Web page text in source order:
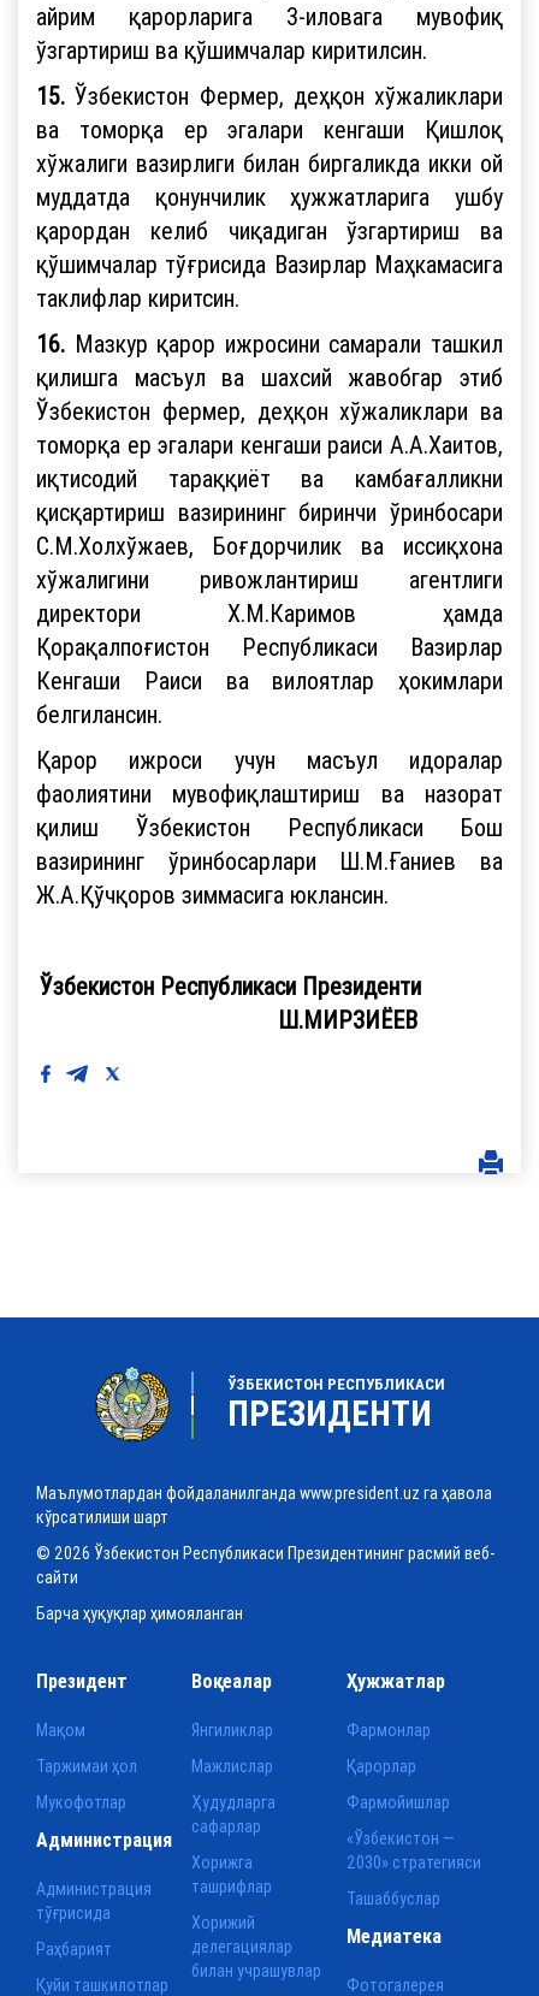
айрим қарорларига 3-иловага мувофиқ
ўзгартириш ва қўшимчалар киритилсин.
15. Ўзбекистон Фермер, деҳқон хўжаликлари
ва томорқа ер эгалари кенгаши Қишлоқ
хўжалиги вазирлиги билан биргаликда икки ой
муддатда қонунчилик ҳужжатларига ушбу
қарордан келиб чиқадиган ўзгартириш ва
қўшимчалар тўғрисида Вазирлар Маҳкамасига
таклифлар киритсин.
16. Мазкур қарор ижросини самарали ташкил
қилишга масъул ва шахсий жавобгар этиб
Ўзбекистон фермер, деҳқон хўжаликлари ва
томорқа ер эгалари кенгаши раиси А.А.Хаитов,
иқтисодий тараққиёт ва камбағалликни
қисқартириш вазирининг биринчи ўринбосари
С.М.Холхўжаев, Боғдорчилик ва иссиқхона
хўжалигини ривожлантириш агентлиги
директори Х.М.Каримов ҳамда
Қорақалпоғистон Республикаси Вазирлар
Кенгаши Раиси ва вилоятлар ҳокимлари
белгилансин.
Қарор ижроси учун масъул идоралар
фаолиятини мувофиқлаштириш ва назорат
қилиш Ўзбекистон Республикаси Бош
вазирининг ўринбосарлари Ш.М.Ғаниев ва
Ж.А.Қўчқоров зиммасига юклансин.
Ўзбекистон Республикаси Президенти
Ш.МИРЗИЁЕВ
ЎЗБЕКИСТОН РЕСПУБЛИКАСИ
ПРЕЗИДЕНТИ
Маълумотлардан фойдаланилганда www.president.uz га ҳавола
кўрсатилиши шарт
© 2026 Ўзбекистон Республикаси Президентининг расмий веб-
сайти
Барча ҳуқуқлар ҳимояланган
Президент
Мақом
Таржимаи ҳол
Мукофотлар
Воқеалар
Янгиликлар
Мажлислар
Ҳудудларга
сафарлар
Хорижга
ташрифлар
Хорижий
делегациялар
билан учрашувлар
Ҳужжатлар
Фармонлар
Қарорлар
Фармойишлар
«Ўзбекистон —
2030» стратегияси
Ташаббуслар
Администрация
Администрация
тўғрисида
Раҳбарият
Қуйи ташкилотлар
Медиатека
Фотогалерея